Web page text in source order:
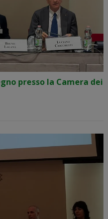
presso la Camera dei